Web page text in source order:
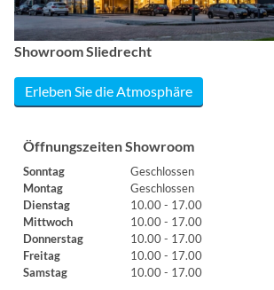
Showroom Sliedrecht
Erleben Sie die Atmosphäre
Öffnungszeiten Showroom
Sonntag
Geschlossen
Montag
Geschlossen
Dienstag
10.00 - 17.00
Mittwoch
10.00 - 17.00
Donnerstag
10.00 - 17.00
Freitag
10.00 - 17.00
Samstag
10.00 - 17.00